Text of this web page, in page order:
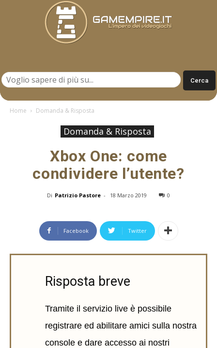
Home Domanda & Risposta
Domanda & Risposta
Xbox One: come
condividere l’utente?
Di Patrizio Pastore - 18 Marzo 2019 0
Facebook Twitter
Risposta breve
Tramite il servizio live è possibile
registrare ed abilitare amici sulla nostra
console e dare accesso ai nostri